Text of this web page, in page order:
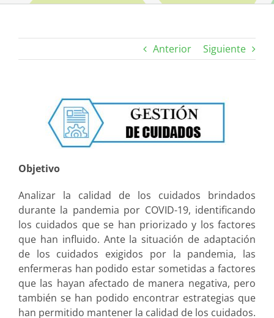
Anterior Siguiente
Objetivo
Analizar la calidad de los cuidados brindados
durante la pandemia por COVID-19, identificando
los cuidados que se han priorizado y los factores
que han influido. Ante la situación de adaptación
de los cuidados exigidos por la pandemia, las
enfermeras han podido estar sometidas a factores
que las hayan afectado de manera negativa, pero
también se han podido encontrar estrategias que
han permitido mantener la calidad de los cuidados.